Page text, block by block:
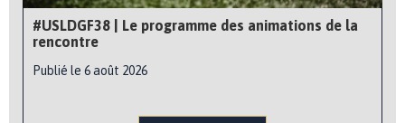
#USLDGF38 | Le programme des animations de la
rencontre
Publié le 6 août 2026